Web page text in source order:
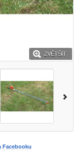
ZVĚTŠIT
Facebooku